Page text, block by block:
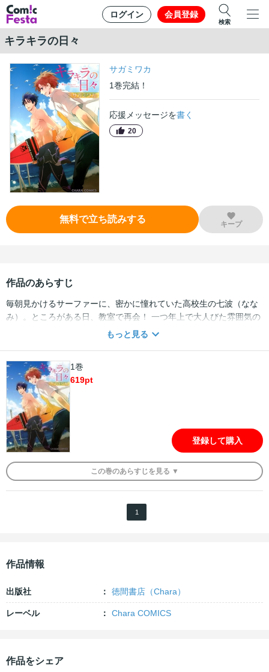
ログイン 会員登録
検索
キラキラの日々
サガミワカ
1巻完結！
応援メッセージを書く
20
無料で立ち読みする キープ
作品のあらすじ
毎朝見かけるサーファーに、密かに憧れていた高校生の七波（なな
み）。ところがある日、教室で再会！ 一つ年上で大人びた雰囲気の
修（しゅう）は、無愛想で近寄りがたいと評判の先輩。けれどなぜ
語。
もっと見る
1巻
619pt
登録して購入
この巻のあらすじを 見る ▼
1
作品情報
出版社 徳間書店（Chara）
レーベル Chara COMICS
作品をシェア